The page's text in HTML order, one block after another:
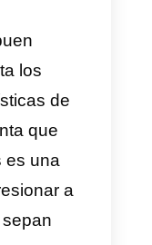
lo
el que se
ofreces en
de tus